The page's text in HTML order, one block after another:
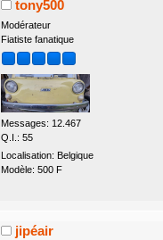
tony500
Modérateur
Fiatiste fanatique
Messages: 12.467
Q.I.: 55
Localisation: Belgique
Modèle: 500 F
jipéair